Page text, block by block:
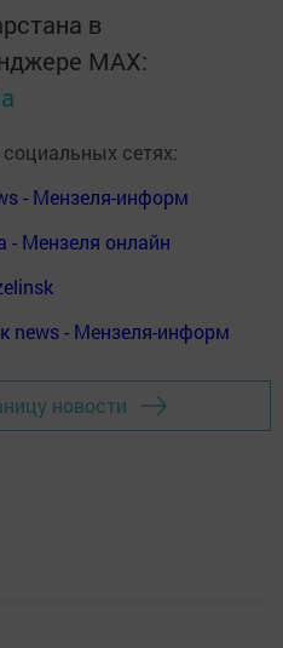
в
MАХ:
сетях:
- Мензеля-информ
- Мензеля онлайн
news - Мензеля-информ
новости